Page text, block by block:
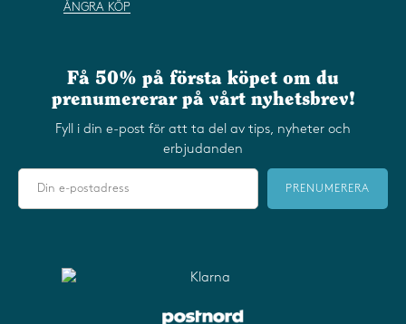
ÅNGRA KÖP
Få 50% på första köpet om du
prenumererar på vårt nyhetsbrev!
Fyll i din e-post för att ta del av tips, nyheter och
erbjudanden
PRENUMERERA